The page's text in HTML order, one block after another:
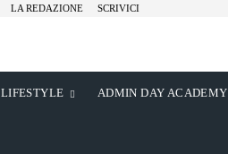
LA REDAZIONE SCRIVICI
LIFESTYLE ADMIN DAY ACADEMY